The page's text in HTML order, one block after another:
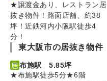
★譲渡金あり、レストラン居
抜き物件！路面店舗、約38
坪！近鉄河内小阪駅徒歩4
分！
東大阪市の居抜き物件
布施駅 5.85坪
★布施駅徒歩5分★6階